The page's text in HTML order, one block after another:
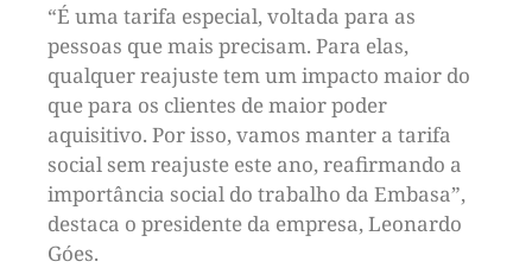
“É uma tarifa especial, voltada para as
pessoas que mais precisam. Para elas,
qualquer reajuste tem um impacto maior do
que para os clientes de maior poder
aquisitivo. Por isso, vamos manter a tarifa
social sem reajuste este ano, reafirmando a
importância social do trabalho da Embasa”,
destaca o presidente da empresa, Leonardo
Góes.